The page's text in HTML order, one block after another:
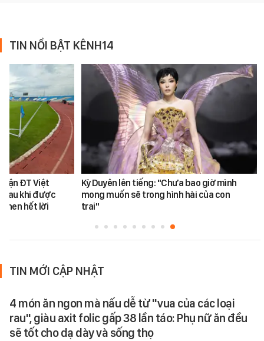
TIN NỔI BẬT KÊNH14
ĐT Việt
sau khi được
hết lời
Kỳ Duyên lên tiếng: "Chưa bao giờ mình
mong muốn sẽ trong hình hài của con
trai"
TIN MỚI CẬP NHẬT
4 món ăn ngon mà nấu dễ từ "vua của các loại
rau", giàu axit folic gấp 38 lần táo: Phụ nữ ăn đều
sẽ tốt cho dạ dày và sống thọ